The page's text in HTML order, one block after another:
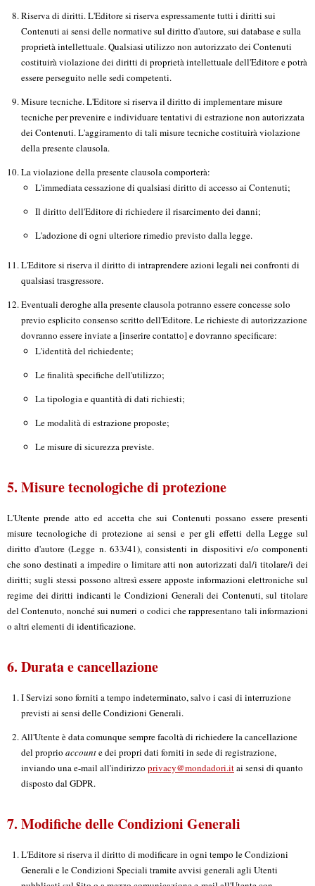
Riserva di diritti. L'Editore si riserva espressamente tutti i diritti sui
Contenuti ai sensi delle normative sul diritto d'autore, sui database e sulla
proprietà intellettuale. Qualsiasi utilizzo non autorizzato dei Contenuti
costituirà violazione dei diritti di proprietà intellettuale dell'Editore e potrà
essere perseguito nelle sedi competenti.
Misure tecniche. L'Editore si riserva il diritto di implementare misure
tecniche per prevenire e individuare tentativi di estrazione non autorizzata
dei Contenuti. L'aggiramento di tali misure tecniche costituirà violazione
della presente clausola.
La violazione della presente clausola comporterà:
L'immediata cessazione di qualsiasi diritto di accesso ai Contenuti;
Il diritto dell'Editore di richiedere il risarcimento dei danni;
L'adozione di ogni ulteriore rimedio previsto dalla legge.
L'Editore si riserva il diritto di intraprendere azioni legali nei confronti di
qualsiasi trasgressore.
Eventuali deroghe alla presente clausola potranno essere concesse solo
previo esplicito consenso scritto dell'Editore. Le richieste di autorizzazione
dovranno essere inviate a [inserire contatto] e dovranno specificare:
L'identità del richiedente;
Le finalità specifiche dell'utilizzo;
La tipologia e quantità di dati richiesti;
Le modalità di estrazione proposte;
Le misure di sicurezza previste.
5. Misure tecnologiche di protezione
L'Utente prende atto ed accetta che sui Contenuti possano essere presenti
misure tecnologiche di protezione ai sensi e per gli effetti della Legge sul
diritto d'autore (Legge n. 633/41), consistenti in dispositivi e/o componenti
che sono destinati a impedire o limitare atti non autorizzati dal/i titolare/i dei
diritti; sugli stessi possono altresì essere apposte informazioni elettroniche sul
regime dei diritti indicanti le Condizioni Generali dei Contenuti, sul titolare
del Contenuto, nonché sui numeri o codici che rappresentano tali informazioni
o altri elementi di identificazione.
6. Durata e cancellazione
I Servizi sono forniti a tempo indeterminato, salvo i casi di interruzione
previsti ai sensi delle Condizioni Generali.
All'Utente è data comunque sempre facoltà di richiedere la cancellazione
del proprio accounte dei propri dati forniti in sede di registrazione,
inviando una e-mail all'indirizzo privacy@mondadori.itai sensi di quanto
disposto dal GDPR.
7. Modifiche delle Condizioni Generali
L'Editore si riserva il diritto di modificare in ogni tempo le Condizioni
Generali e le Condizioni Speciali tramite avvisi generali agli Utenti